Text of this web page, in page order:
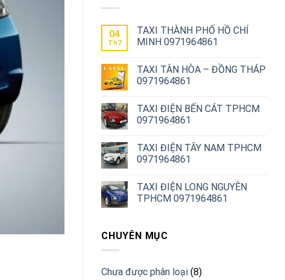
04
Th7
TAXI THÀNH PHỐ HỒ CHÍ
MINH 0971964861
TAXI TÂN HÒA – ĐỒNG THÁP
0971964861
TAXI ĐIỆN BẾN CÁT TPHCM
0971964861
TAXI ĐIỆN TÂY NAM TPHCM
0971964861
TAXI ĐIỆN LONG NGUYÊN
TPHCM 0971964861
CHUYÊN MỤC
Chưa được phân loại (8)